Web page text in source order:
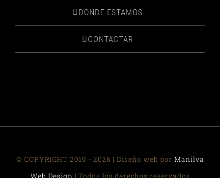
DONDE ESTAMOS
CONTACTAR
© COPYRIGHT 2019 - 2026 | Diseño web por Manilva
Web Design | Todos los derechos reservados